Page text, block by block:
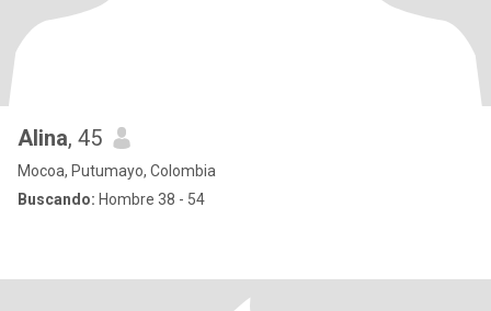
Alina, 45
Mocoa, Putumayo, Colombia
Buscando: Hombre 38 - 54